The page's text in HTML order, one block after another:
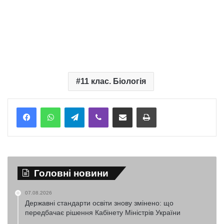
11 клас. Біологія
TelegramViber Надіслати електронною поштоюНадрукувати
Головні новини
07.08.2026
Державні стандарти освіти знову змінено: що
передбачає рішення Кабінету Міністрів України